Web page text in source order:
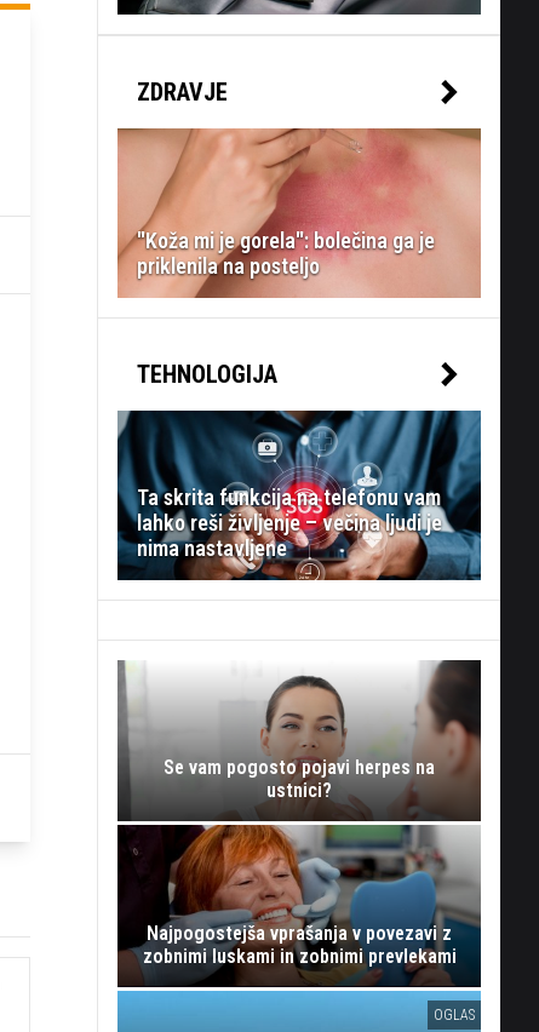
ZDRAVJE
"Koža mi je gorela": bolečina ga je
priklenila na posteljo
TEHNOLOGIJA
Ta skrita funkcija na telefonu vam
lahko reši življenje – večina ljudi je
nima nastavljene
Se vam pogosto pojavi herpes na
ustnici?
Najpogostejša vprašanja v povezavi z
zobnimi luskami in zobnimi prevlekami
OGLAS